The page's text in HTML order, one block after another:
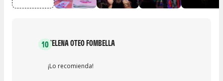
10HELENA OTEO FOMBELLA
¡Lo recomienda!